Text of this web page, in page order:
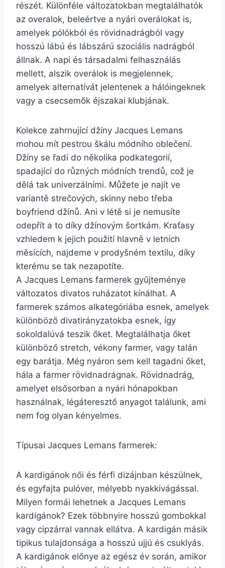
részét. Különféle változatokban megtalálhatók
az overalok, beleértve a nyári overálokat is,
amelyek pólókból és rövidnadrágból vagy
hosszú lábú és lábszárú szociális nadrágból
állnak. A napi és társadalmi felhasználás
mellett, alszik overálok is megjelennek,
amelyek alternatívát jelentenek a hálóingeknek
vagy a csecsemők éjszakai klubjának.
Kolekce zahrnující džíny Jacques Lemans
mohou mít pestrou škálu módního oblečení.
Džíny se řadí do několika podkategorií,
spadající do různých módních trendů, což je
dělá tak univerzálními. Můžete je najít ve
variantě strečových, skinny nebo třeba
boyfriend džínů. Ani v létě si je nemusíte
odepřít a to díky džínovým šortkám. Kraťasy
vzhledem k jejich použití hlavně v letních
měsících, najdeme v prodyšném textilu, díky
kterému se tak nezapotíte.
A Jacques Lemans farmerek gyűjteménye
változatos divatos ruházatot kínálhat. A
farmerek számos alkategóriába esnek, amelyek
különböző divatirányzatokba esnek, így
sokoldalúvá teszik őket. Megtalálhatja őket
különböző stretch, vékony farmer, vagy talán
egy barátja. Még nyáron sem kell tagadni őket,
hála a farmer rövidnadrágnak. Rövidnadrág,
amelyet elsősorban a nyári hónapokban
használnak, légáteresztő anyagot találunk, ami
nem fog olyan kényelmes.
Típusai Jacques Lemans farmerek:
A kardigánok női és férfi dizájnban készülnek,
és egyfajta pulóver, mélyebb nyakkivágással.
Milyen formái lehetnek a Jacques Lemans
kardigánok? Ezek többnyire hosszú gombokkal
vagy cipzárral vannak ellátva. A kardigán másik
tipikus tulajdonsága a hosszú ujjú és csuklyás.
A kardigánok előnye az egész év során, amikor